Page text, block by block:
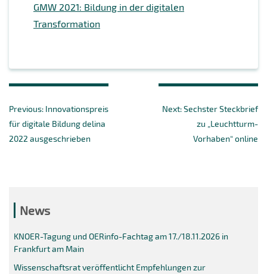
GMW 2021: Bildung in der digitalen
Transformation
Previous: Previous
post:
Innovationspreis
für digitale Bildung delina
2022 ausgeschrieben
Next:Next
post:
Sechster Steckbrief
zu „Leuchtturm-
Vorhaben“ online
News
KNOER-Tagung und OERinfo-Fachtag am 17./18.11.2026 in
Frankfurt am Main
Wissenschaftsrat veröffentlicht Empfehlungen zur